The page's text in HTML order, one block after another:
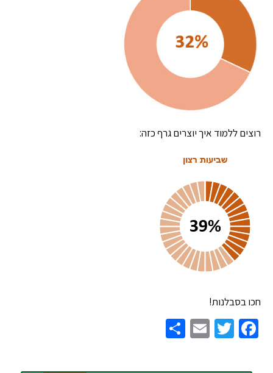
רוצים ללמוד איך יוצרים גרף כזה:
חכו בסבלנות!
Facebook
Twitter
Email
Share